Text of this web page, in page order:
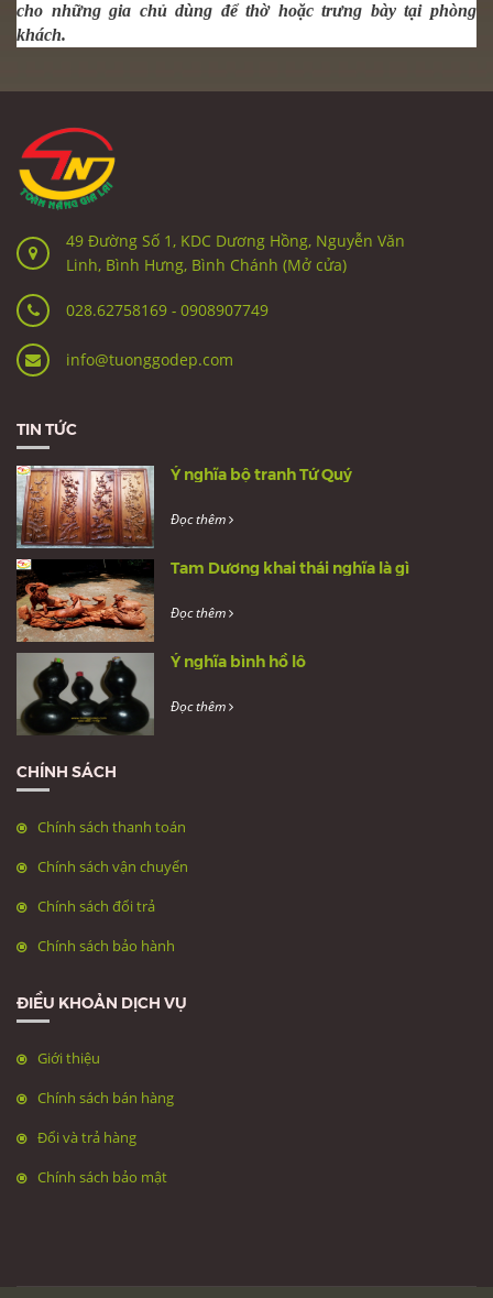
cho những gia chủ dùng để thờ hoặc trưng bày tại phòng
khách.
49 Đường Số 1, KDC Dương Hồng, Nguyễn Văn
Linh, Bình Hưng, Bình Chánh (Mở cửa)
028.62758169 - 0908907749
info@tuonggodep.com
TIN TỨC
Ý nghĩa bộ tranh Tứ Quý
Đọc thêm
Tam Dương khai thái nghĩa là gì
Đọc thêm
Ý nghĩa bình hồ lô
Đọc thêm
CHÍNH SÁCH
Chính sách thanh toán
Chính sách vận chuyển
Chính sách đổi trả
Chính sách bảo hành
ĐIỀU KHOẢN DỊCH VỤ
Giới thiệu
Chính sách bán hàng
Đổi và trả hàng
Chính sách bảo mật